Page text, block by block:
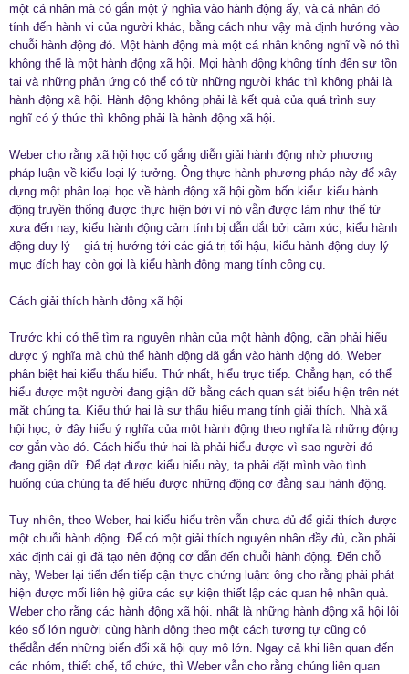
một cá nhân mà có gắn một ý nghĩa vào hành động ấy, và cá nhân đó
tính đến hành vi của người khác, bằng cách như vậy mà định hướng vào
chuỗi hành động đó. Một hành động mà một cá nhân không nghĩ về nó thì
không thể là một hành động xã hội. Mọi hành động không tính đến sự tồn
tại và những phản ứng có thể có từ những người khác thì không phải là
hành động xã hội. Hành động không phải là kết quả của quá trình suy
nghĩ có ý thức thì không phải là hành động xã hội.
Weber cho rằng xã hội học cố gắng diễn giải hành động nhờ phương
pháp luận về kiểu loại lý tưởng. Ông thực hành phương pháp này để xây
dựng một phân loại học về hành động xã hội gồm bốn kiểu: kiểu hành
động truyền thống được thực hiện bởi vì nó vẫn được làm như thế từ
xưa đến nay, kiểu hành động cảm tính bị dẫn dắt bởi cảm xúc, kiểu hành
động duy lý – giá trị hướng tới các giá trị tối hậu, kiểu hành động duy lý –
mục đích hay còn gọi là kiểu hành động mang tính công cụ.
Cách giải thích hành động xã hội
Trước khi có thể tìm ra nguyên nhân của một hành động, cần phải hiểu
được ý nghĩa mà chủ thể hành động đã gắn vào hành động đó. Weber
phân biệt hai kiểu thấu hiểu. Thứ nhất, hiểu trực tiếp. Chẳng hạn, có thể
hiểu được một người đang giận dữ bằng cách quan sát biểu hiện trên nét
mặt chúng ta. Kiểu thứ hai là sự thấu hiểu mang tính giải thích. Nhà xã
hội học, ở đây hiểu ý nghĩa của một hành động theo nghĩa là những động
cơ gắn vào đó. Cách hiểu thứ hai là phải hiểu được vì sao người đó
đang giận dữ. Để đạt được kiểu hiểu này, ta phải đặt mình vào tình
huống của chúng ta để hiểu được những động cơ đằng sau hành động.
Tuy nhiên, theo Weber, hai kiểu hiểu trên vẫn chưa đủ để giải thích được
một chuỗi hành động. Để có một giải thích nguyên nhân đầy đủ, cần phải
xác định cái gì đã tạo nên động cơ dẫn đến chuỗi hành động. Đến chỗ
này, Weber lại tiến đến tiếp cận thực chứng luận: ông cho rằng phải phát
hiện được mối liên hệ giữa các sự kiện thiết lập các quan hệ nhân quả.
Weber cho rằng các hành động xã hội. nhất là những hành động xã hội lôi
kéo số lớn người cùng hành động theo một cách tương tự cũng có
thểdẫn đến những biến đổi xã hội quy mô lớn. Ngay cả khi liên quan đến
các nhóm, thiết chế, tổ chức, thì Weber vẫn cho rằng chúng liên quan